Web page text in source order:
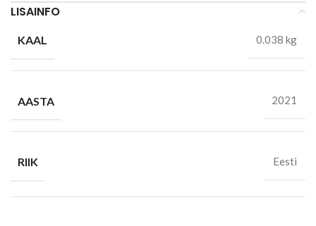
LISAINFO
KAAL 0.038 kg
AASTA 2021
RIIK Eesti